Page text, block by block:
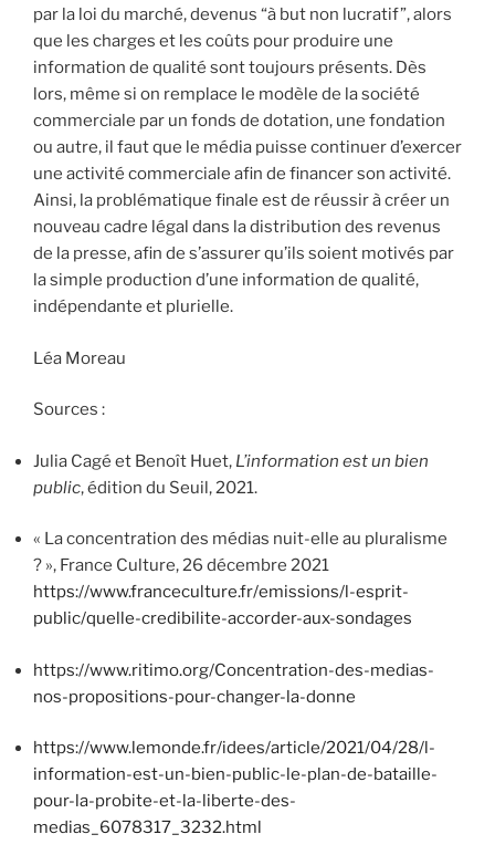
par la loi du marché, devenus “à but non lucratif”, alors
que les charges et les coûts pour produire une
information de qualité sont toujours présents. Dès
lors, même si on remplace le modèle de la société
commerciale par un fonds de dotation, une fondation
ou autre, il faut que le média puisse continuer d’exercer
une activité commerciale afin de financer son activité.
Ainsi, la problématique finale est de réussir à créer un
nouveau cadre légal dans la distribution des revenus
de la presse, afin de s’assurer qu’ils soient motivés par
la simple production d’une information de qualité,
indépendante et plurielle.
Léa Moreau
Sources :
Julia Cagé et Benoît Huet, L’information est un bien
public, édition du Seuil, 2021.
« La concentration des médias nuit-elle au pluralisme
? », France Culture, 26 décembre 2021
https://www.franceculture.fr/emissions/l-esprit-
public/quelle-credibilite-accorder-aux-sondages
https://www.ritimo.org/Concentration-des-medias-
nos-propositions-pour-changer-la-donne
https://www.lemonde.fr/idees/article/2021/04/28/l-
information-est-un-bien-public-le-plan-de-bataille-
pour-la-probite-et-la-liberte-des-
medias_6078317_3232.html